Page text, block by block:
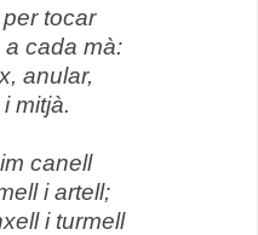
tocar
a cada mà:
anular,
mitjà.
canell
i artell;
i turmell